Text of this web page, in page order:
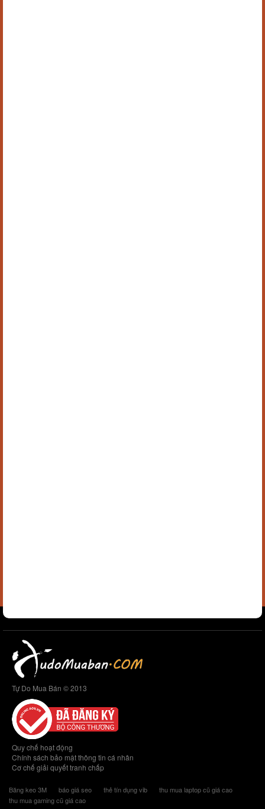
Tự Do Mua Bán © 2013
Quy chế hoạt động
Chính sách bảo mật thông tin cá nhân
Cơ chế giải quyết tranh chấp
Băng keo 3M báo giá seo thẻ tín dụng vib
thu mua laptop cũ giá cao
thu mua gaming cũ giá cao